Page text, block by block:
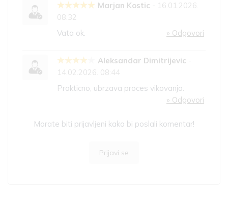
Marjan Kostic - 16.01.2026.
08:32
Vata ok.
» Odgovori
Aleksandar Dimitrijevic -
14.02.2026. 08:44
Prakticno, ubrzava proces vikovanja.
» Odgovori
Morate biti prijavljeni kako bi poslali komentar!
Prijavi se